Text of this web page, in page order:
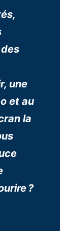
une
et au
la
?